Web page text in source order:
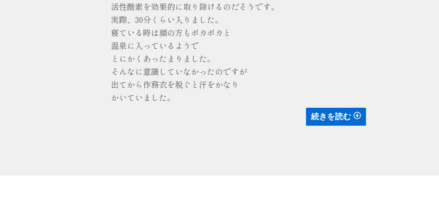
活性酸素を効果的に取り除けるのだそうです。
実際、30分くらい入りました。
寝ている時は顔の方もポカポカと
温泉に入っているようで
とにかくあったまりました。
そんなに意識していなかったのですが
出てから作務衣を脱ぐと汗をかなり
かいていました。
続きを読む